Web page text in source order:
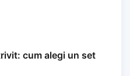
cum alegi un set